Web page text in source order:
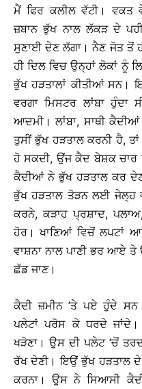
ਮੈਂ ਫਿਰ ਕਲੀਲ ਵੱਟੀ। ਵਕਤ
ਜ਼ਬਾਨ ਭੁੱਖ ਨਾਲ ਲੱਕੜ ਦੇ
ਸੁਣਾਈ ਦੇਣ ਲੱਗਾ। ਨੈਣ ਜੋਤ ਤੋਂ
ਹੀ ਦਿਲ ਵਿਚ ਉਨ੍ਹਾਂ ਲੋਕਾਂ ਨੂੰ
ਭੁੱਖ ਹੜਤਾਲਾਂ ਕੀਤੀਆਂ ਸਨ।
ਵਰਗਾ ਮਿਸਟਰ ਲਾਂਬਾ ਹੁੰਦਾ
ਆਦਮੀ। ਲਾਂਬਾ, ਸਾਥੀ ਕੈਦੀਆਂ
ਤੁਸੀਂ ਭੁੱਖ ਹੜਤਾਲ ਕਰਨੀ ਹੈ,
ਹੋ ਸਕਦੀ, ਉਂਜ ਕੈਦ ਬੇਸ਼ਕ ਚਾਰ
ਕੈਦੀਆਂ ਨੇ ਭੁੱਖ ਹੜਤਾਲ ਕਰ
ਭੁੱਖ ਹੜਤਾਲ ਤੋੜਨ ਲਈ ਜੇਲ੍ਹ
ਕਰਨੇ, ਕੜਾਹ ਪ੍ਰਸ਼ਾਦ,
ਹੋਰ। ਖਾਣਿਆਂ ਵਿਚੋਂ ਲਪਟਾਂ
ਵਾਸ਼ਨਾ ਨਾਲ ਪਾਣੀ ਭਰ ਆਏ
ਛੱਡ ਜਾਣ।
ਕੈਦੀ ਜ਼ਮੀਨ ’ਤੇ ਪਏ ਹੁੰਦੇ
ਪਲੇਟਾਂ ਪਰੋਸ ਕੇ ਧਰਦੇ ਜਾਂਦੇ।
ਖੜੋਣਾ। ਉਸ ਦੀ ਪਲੇਟ ’ਚੋਂ
ਰੱਖ ਦੇਣੀ। ਇਉਂ ਭੁੱਖ ਹੜਤਾਲ ਦੇ
ਕਰਨਾ। ਉਸ ਨੇ ਸਿਆਸੀ